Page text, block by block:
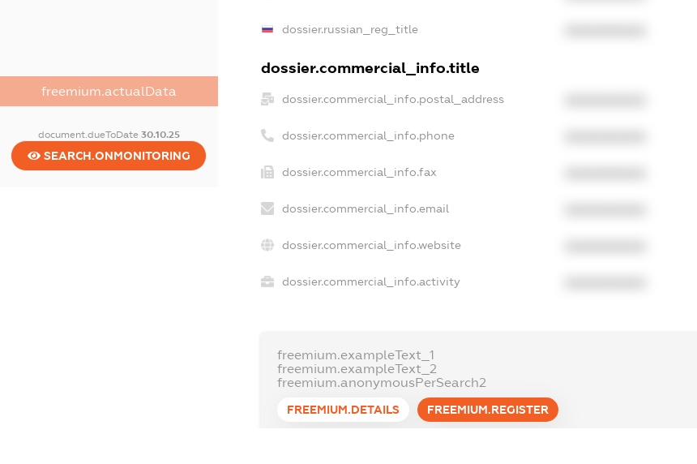
freemium.actualData
document.dueToDate 30.10.25
SEARCH.ONMONITORING
dossier.russian_reg_title
dossier.commercial_info.title
dossier.commercial_info.postal_address
dossier.commercial_info.phone
dossier.commercial_info.fax
dossier.commercial_info.email
dossier.commercial_info.website
dossier.commercial_info.activity
freemium.exampleText_1
freemium.exampleText_2
freemium.anonymousPerSearch2
FREEMIUM.DETAILS FREEMIUM.REGISTER